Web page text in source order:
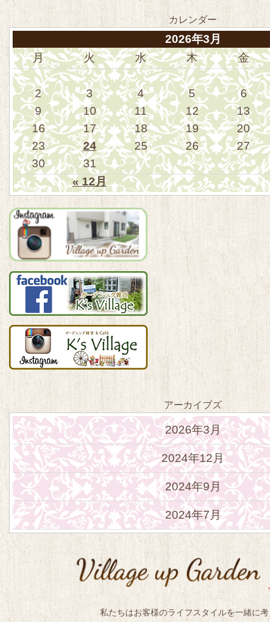
カレンダー
2026年3月
月
火 水 木 金
« 12月
2 3 4 5
6
9
10 11 12
13
16
17 18 19
20
23
24 25 26
27
30
31
アーカイブズ
2026年3月
2024年12月
2024年9月
2024年7月
私たちはお客様のライフスタイルを一緒に